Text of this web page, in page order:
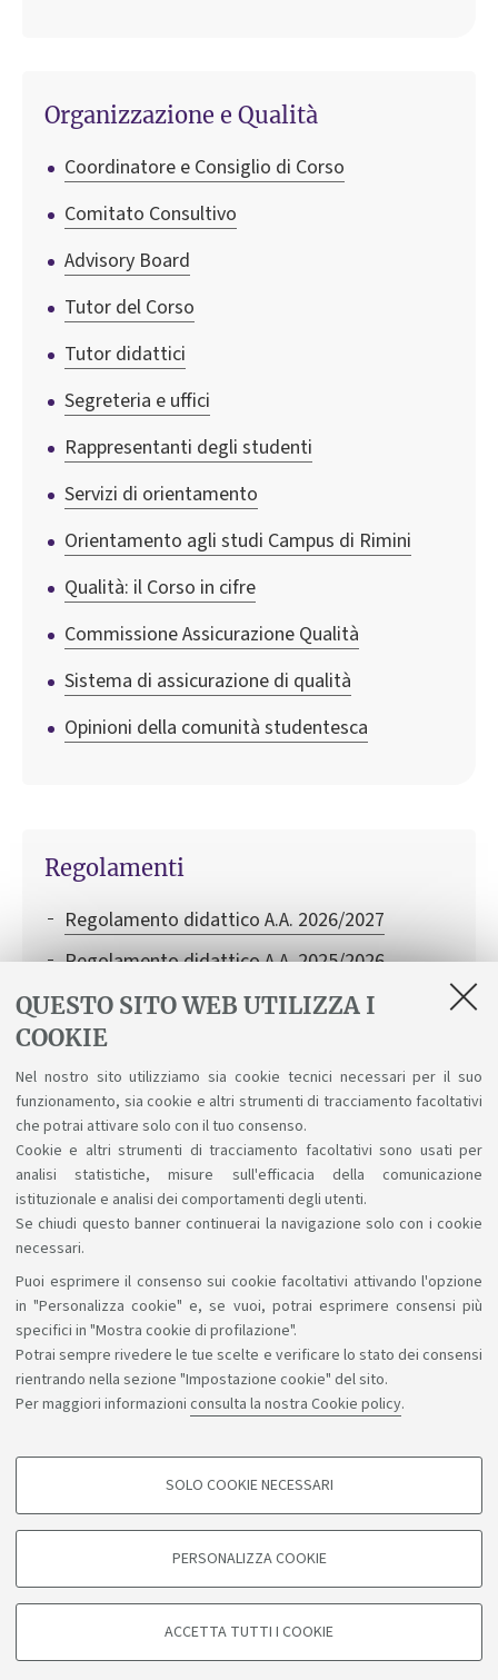
QUESTO SITO WEB UTILIZZA I
COOKIE
Nel nostro sito utilizziamo sia cookie tecnici necessari per il suo
funzionamento, sia cookie e altri strumenti di tracciamento facoltativi
che potrai attivare solo con il tuo consenso.
Cookie e altri strumenti di tracciamento facoltativi sono usati per
analisi statistiche, misure sull'efficacia della comunicazione
istituzionale e analisi dei comportamenti degli utenti.
Se chiudi questo banner continuerai la navigazione solo con i cookie
necessari.
Puoi esprimere il consenso sui cookie facoltativi attivando l'opzione
in "Personalizza cookie" e, se vuoi, potrai esprimere consensi più
specifici in "Mostra cookie di profilazione".
Potrai sempre rivedere le tue scelte e verificare lo stato dei consensi
rientrando nella sezione "Impostazione cookie" del sito.
Per maggiori informazioni consulta la nostra Cookie policy.
COOKIE DI PROFILAZIONE - FACOLTATIVI
degli utenti, creare profili in base al loro comportamento sul sito, per analisi
di marketing.
Google/Youtube Video
SOLO COOKIE NECESSARI
PERSONALIZZA COOKIE
ACCETTA TUTTI I COOKIE
Organizzazione e Qualità
Coordinatore e Consiglio di Corso
Comitato Consultivo
Advisory Board
Tutor del Corso
Tutor didattici
Segreteria e uffici
Rappresentanti degli studenti
Servizi di orientamento
Orientamento agli studi Campus di Rimini
Qualità: il Corso in cifre
Commissione Assicurazione Qualità
Sistema di assicurazione di qualità
Opinioni della comunità studentesca
Regolamenti
Regolamento didattico A.A. 2026/2027
Regolamento didattico A.A. 2025/2026
Regolamento didattico A.A. 2024/2025
Regolamento Studenti d'Ateneo
Codice Etico di Ateneo
Regolamento didattico di Ateneo
Sosteniamo il diritto alla conoscenza
Seguici su:
Bologna - Via Zamboni, 33 - 40126 Bologna - PI: 01131710376 -
CF: 80007010376
Note legali Informazioni sul sito e accessibilità
Impostazioni cookie